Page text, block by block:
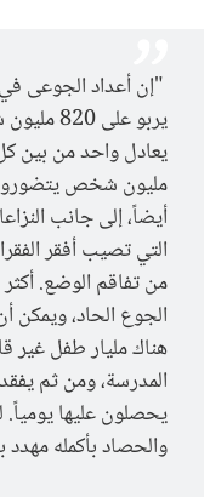
"إن أعداد الجوعى في
يربو
مليون شخص
أيضاً، إلى جانب
التي تصيب أفقر
الجوع الحاد، ويمكن
هناك مليار طفل غير
المدرسة، ومن ثم
يحصلون عليها يومياً.
والحصاد بأكمله